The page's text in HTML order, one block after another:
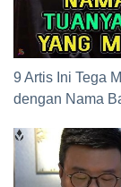
9 Artis Ini Tega
dengan Nama